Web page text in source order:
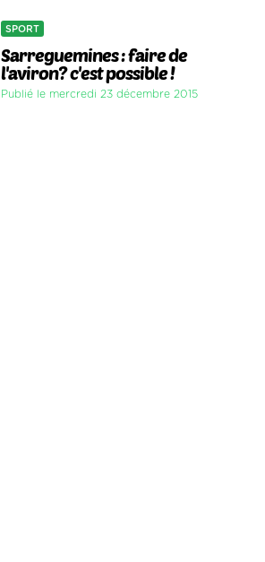
SPORT
Sarreguemines : faire de
l'aviron? c'est possible !
Publié le mercredi 23 décembre 2015